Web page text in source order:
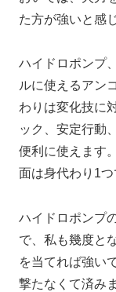
た方が強いと感
ハイドロポンプ
ルに使えるアン
わりは変化技に
ック、安定行動
便利に使えます
面は身代わり1つ
ハイドロポンプ
で、私も幾度と
を当てれば強い
撃たなくて済み